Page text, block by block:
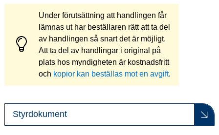
Under förutsättning att handlingen får
lämnas ut har beställaren rätt att ta del
av handlingen så snart det är möjligt.
Att ta del av handlingar i original på
plats hos myndigheten är kostnadsfritt
och kopior kan beställas mot en avgift.
Styrdokument